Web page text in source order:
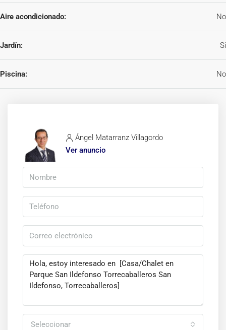
Aire acondicionado: No
Jardín: Si
Piscina: No
Ángel Matarranz Villagordo
Ver anuncio
Seleccionar